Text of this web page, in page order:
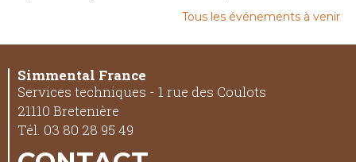
Tous les événements à venir
Simmental France
Services techniques - 1 rue des Coulots
21110 Bretenière
Tél. 03 80 28 95 49